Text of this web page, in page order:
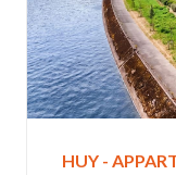
HUY -